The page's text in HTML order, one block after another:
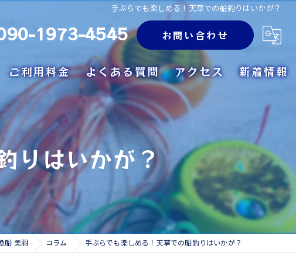
手ぶらでも楽しめる！天草での船釣りはいかが？
1973-4545 お問い合わせ
ご利用料金 よくある質問 アクセス 新着情報
りはいかが？
船 美羽 コラム 手ぶらでも楽しめる！天草での船釣りはいかが？